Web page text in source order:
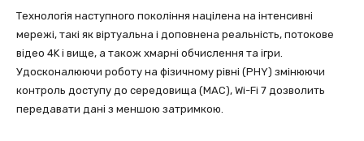
Технологія наступного покоління націлена на інтенсивні
мережі, такі як віртуальна і доповнена реальність, потокове
відео 4K і вище, а також хмарні обчислення та ігри.
Удосконалюючи роботу на фізичному рівні (PHY) змінюючи
контроль доступу до середовища (MAC), Wi-Fi 7 дозволить
передавати дані з меншою затримкою.